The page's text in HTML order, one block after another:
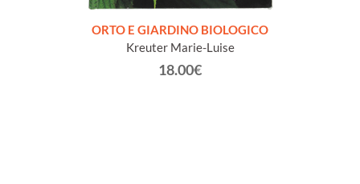
ORTO E GIARDINO BIOLOGICO
Kreuter Marie-Luise
18.00€